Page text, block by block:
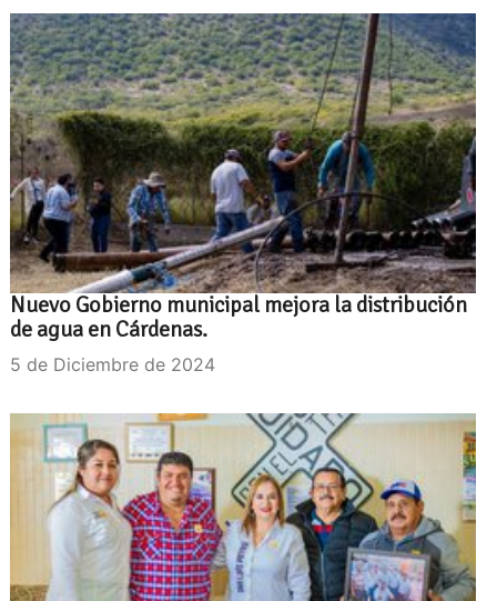
Nuevo Gobierno municipal mejora la distribución
de agua en Cárdenas.
5 de Diciembre de 2024